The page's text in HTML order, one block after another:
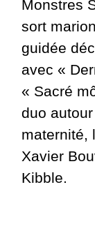
Monstres
sort
guidée
avec «
« Sacré
duo
maternité,
Xavier
Kibble.